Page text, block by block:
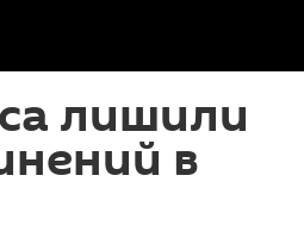
лишили
в